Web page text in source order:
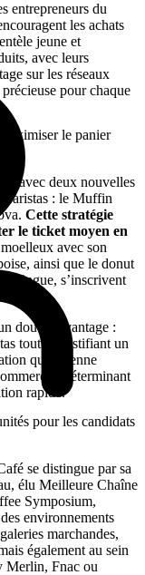
entrepreneurs du
les achats
jeune et
avec leurs
sur les réseaux
pour chaque
le panier
avec deux nouvelles
baristas : le Muffin
Cette stratégie
le ticket moyen en
avec son
ainsi que le donut
s’inscrivent
double avantage :
tout en justifiant un
quotidienne
déterminant
rapide.
pour les candidats
se distingue par sa
élu Meilleure Chaîne
Symposium,
environnements
marchandes,
également au sein
Merlin, Fnac ou